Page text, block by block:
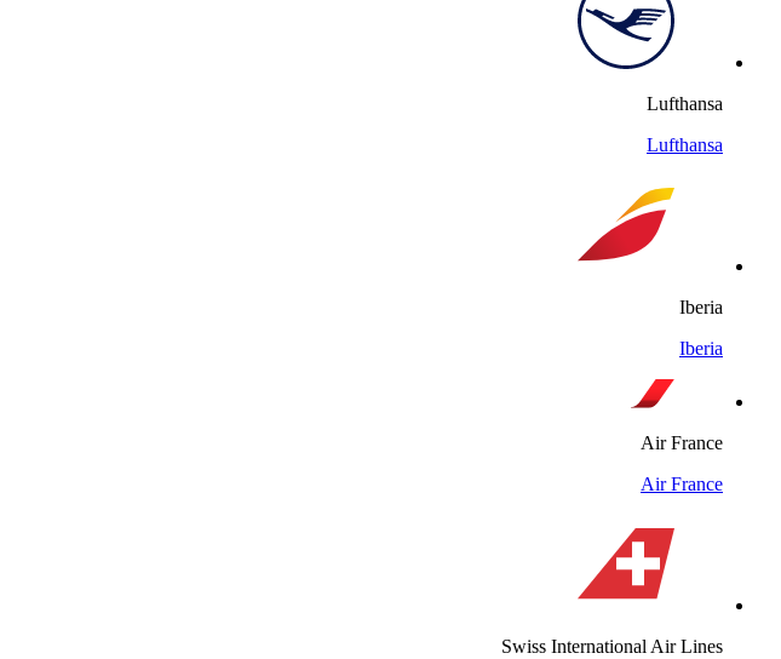
Lufthansa
Lufthansa
Iberia
Iberia
Air France
Air France
Swiss International Air Lines